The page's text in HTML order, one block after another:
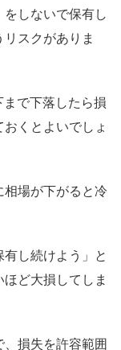
しないで保有し
スクがありま
で下落したら損
くとよいでしょ
場が下がると冷
有し続けよう」と
ど大損してしま
損失を許容範囲